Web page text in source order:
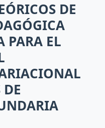
DE
PARA EL